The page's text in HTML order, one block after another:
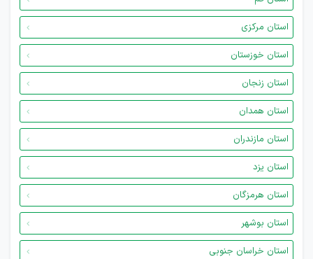
استان مرکزی
استان خوزستان
استان زنجان
استان همدان
استان مازندران
استان یزد
استان هرمزگان
استان بوشهر
استان خراسان جنوبی